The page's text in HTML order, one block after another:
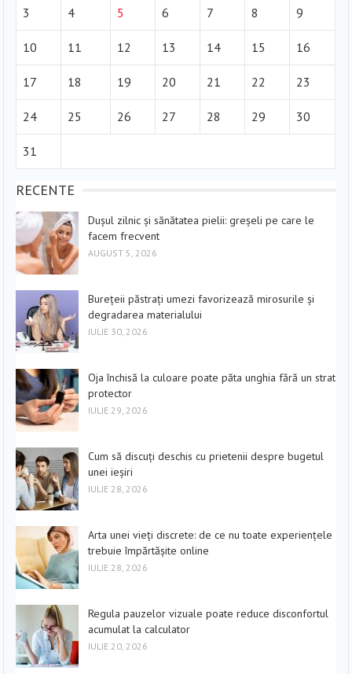
3 4 5 6 7 8 9
10 11 12 13 14 15 16
17 18 19 20 21 22 23
24 25 26 27 28 29 30
31
RECENTE
Dușul zilnic și sănătatea pielii: greșeli pe care le
facem frecvent
AUGUST 5, 2026
Burețeii păstrați umezi favorizează mirosurile și
degradarea materialului
IULIE 30, 2026
Oja închisă la culoare poate păta unghia fără un strat
protector
IULIE 29, 2026
Cum să discuți deschis cu prietenii despre bugetul
unei ieșiri
IULIE 28, 2026
Arta unei vieți discrete: de ce nu toate experiențele
trebuie împărtășite online
IULIE 28, 2026
Regula pauzelor vizuale poate reduce disconfortul
acumulat la calculator
IULIE 20, 2026